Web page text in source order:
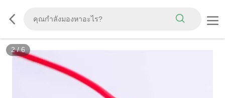
2/6